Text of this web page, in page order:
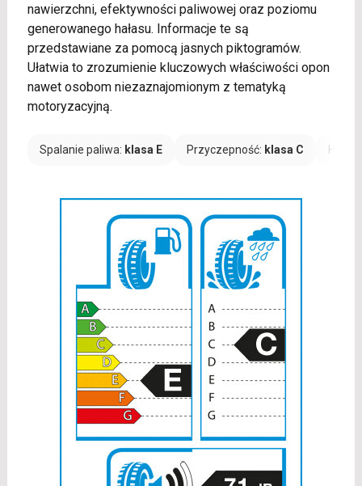
nawierzchni, efektywności paliwowej oraz poziomu
generowanego hałasu. Informacje te są
przedstawiane za pomocą jasnych piktogramów.
Ułatwia to zrozumienie kluczowych właściwości opon
nawet osobom niezaznajomionym z tematyką
motoryzacyjną.
Spalanie paliwa: klasa E Przyczepność: klasa C Hałas: